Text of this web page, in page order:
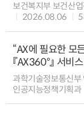
보건복지부 보건산
2026.08.06
“AX에 필요한 모
『AX360°』 서비
과학기술정보통신
인공지능정책기획과